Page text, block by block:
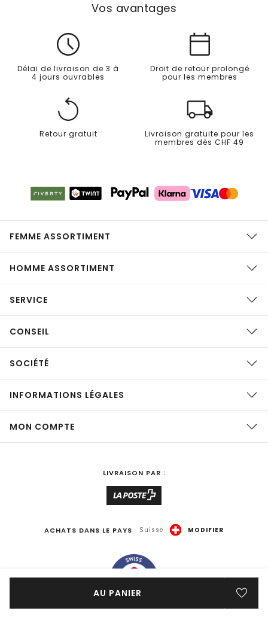
AU PANIER
Vos avantages
Délai de livraison de 3 à
4 jours ouvrables
Droit de retour prolongé
pour les membres
Retour gratuit
Livraison gratuite pour les
membres dès CHF 49
FEMME ASSORTIMENT
HOMME ASSORTIMENT
SERVICE
CONSEIL
SOCIÉTÉ
INFORMATIONS LÉGALES
MON COMPTE
LIVRAISON PAR :
ACHATS DANS LE PAYS Suisse MODIFIER